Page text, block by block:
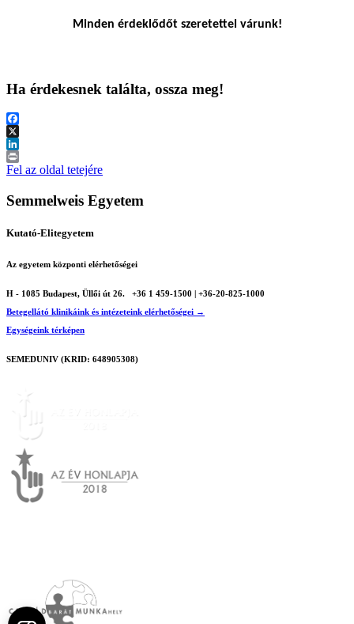
Minden érdeklődőt szeretettel várunk!
Ha érdekesnek találta, ossza meg!
Facebook
X
LinkedIn
Print
Fel az oldal tetejére
Semmelweis Egyetem
Kutató-Elitegyetem
Az egyetem központi elérhetőségei
H - 1085 Budapest, Üllői út 26.
+36 1 459-1500 | +36-20-825-1000
Betegellátó klinikáink és intézeteink elérhetőségei →
Egységeink térképen
SEMEDUNIV (KRID: 648905308)